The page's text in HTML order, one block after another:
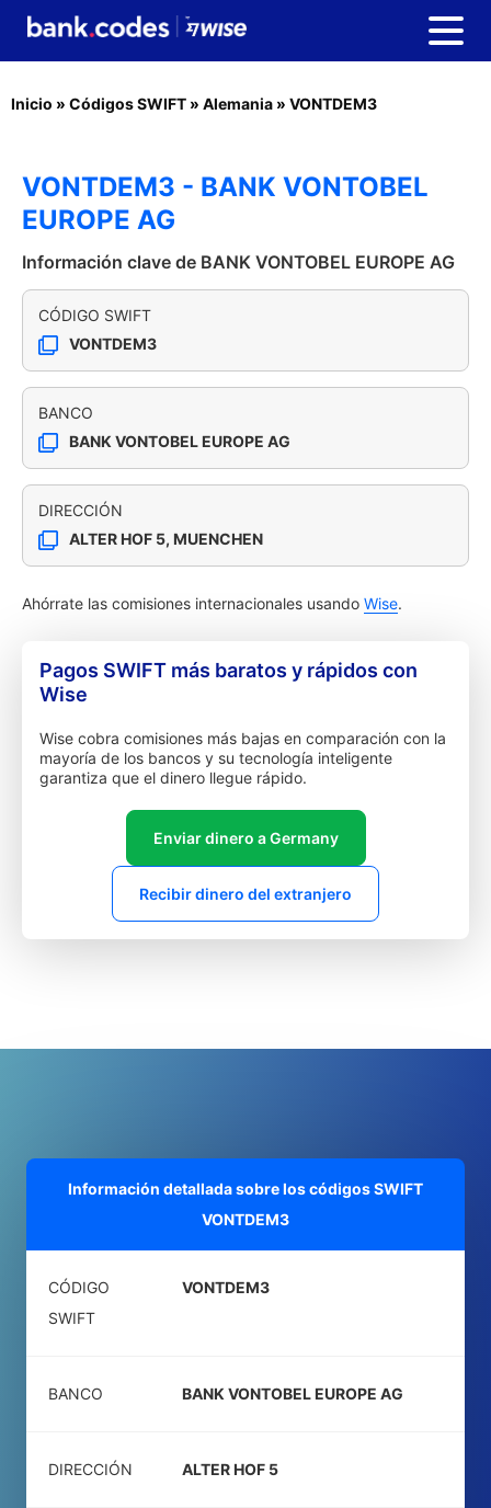
Inicio » Códigos SWIFT » Alemania » VONTDEM3
VONTDEM3 - BANK VONTOBEL
EUROPE AG
Información clave de BANK VONTOBEL EUROPE AG
CÓDIGO SWIFT
VONTDEM3
BANCO
BANK VONTOBEL EUROPE AG
DIRECCIÓN
ALTER HOF 5, MUENCHEN
Ahórrate las comisiones internacionales usando Wise.
Pagos SWIFT más baratos y rápidos con
Wise
Wise cobra comisiones más bajas en comparación con la
mayoría de los bancos y su tecnología inteligente
garantiza que el dinero llegue rápido.
Enviar dinero a Germany
Recibir dinero del extranjero
Información detallada sobre los códigos SWIFT
VONTDEM3
CÓDIGO
SWIFT
VONTDEM3
BANCO BANK VONTOBEL EUROPE AG
DIRECCIÓN ALTER HOF 5